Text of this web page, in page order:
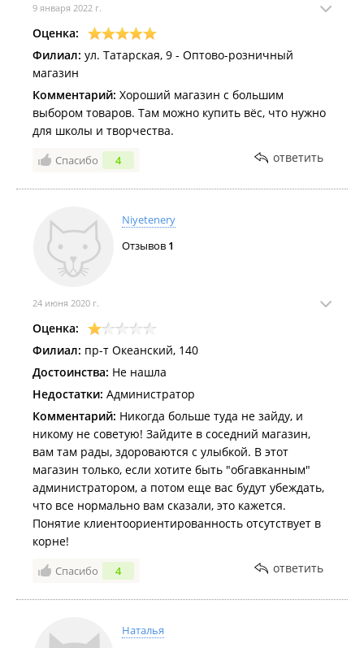
9 января 2022 г.
Оценка:
Филиал: ул. Татарская, 9 - Оптово-розничный
магазин
Комментарий: Хороший магазин с большим
выбором товаров. Там можно купить вёс, что нужно
для школы и творчества.
Спасибо 4 ответить
Niyetenery
Отзывов 1
24 июня 2020 г.
Оценка:
Филиал: пр-т Океанский, 140
Достоинства: Не нашла
Недостатки: Администратор
Комментарий: Никогда больше туда не зайду, и
никому не советую! Зайдите в соседний магазин,
вам там рады, здороваются с улыбкой. В этот
магазин только, если хотите быть "обгавканным"
администратором, а потом еще вас будут убеждать,
что все нормально вам сказали, это кажется.
Понятие клиентоориентированность отсутствует в
корне!
Спасибо 4 ответить
Наталья